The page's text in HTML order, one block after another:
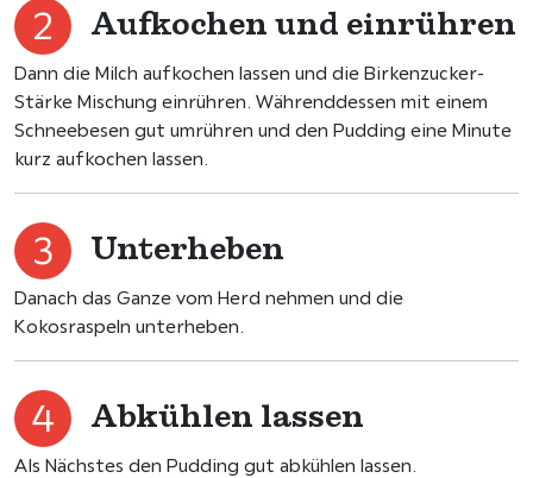
Aufkochen und einrühren
Dann die Milch aufkochen lassen und die Birkenzucker-
Stärke Mischung einrühren. Währenddessen mit einem
Schneebesen gut umrühren und den Pudding eine Minute
kurz aufkochen lassen.
Unterheben
Danach das Ganze vom Herd nehmen und die
Kokosraspeln unterheben.
Abkühlen lassen
Als Nächstes den Pudding gut abkühlen lassen.